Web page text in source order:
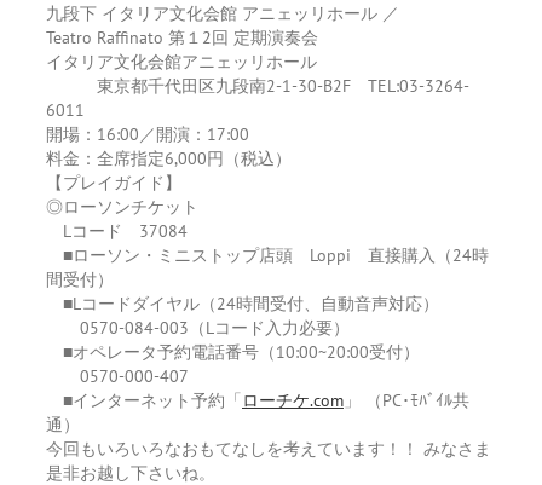
九段下 イタリア文化会館 アニェッリホール ／
Teatro Raffinato 第１2回 定期演奏会
イタリア文化会館アニェッリホール
東京都千代田区九段南2-1-30-B2F TEL:03-3264-
6011
開場：16:00／開演：17:00
料金：全席指定6,000円（税込）
【プレイガイド】
◎ローソンチケット
Lコード 37084
■ローソン・ミニストップ店頭 Loppi 直接購入（24時
間受付）
■Lコードダイヤル（24時間受付、自動音声対応）
0570-084-003（Lコード入力必要）
■オペレータ予約電話番号（10:00~20:00受付）
0570-000-407
■インターネット予約「ローチケ.com 」 （PC･ﾓﾊﾞｲﾙ共
通）
今回もいろいろなおもてなしを考えています！！ みなさま
是非お越し下さいね。